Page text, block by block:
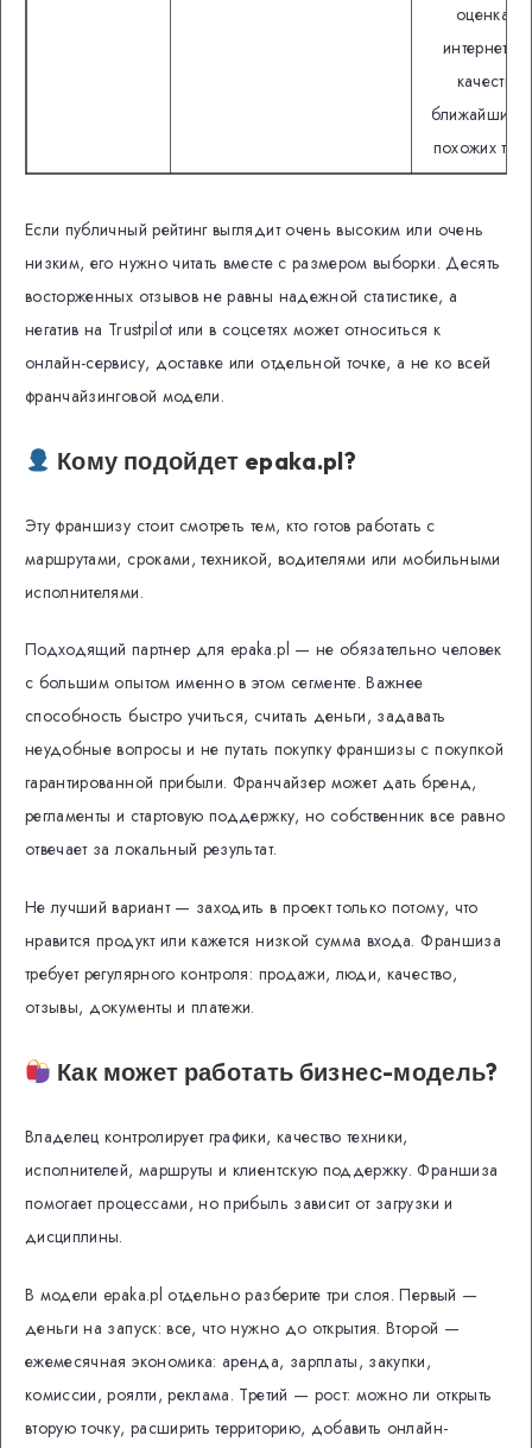
оценка в
интернете,
качество
ближайших
похожих
Если публичный рейтинг выглядит очень высоким или очень
низким, его нужно читать вместе с размером выборки. Десять
восторженных отзывов не равны надежной статистике, а
негатив на Trustpilot или в соцсетях может относиться к
онлайн-сервису, доставке или отдельной точке, а не ко всей
франчайзинговой модели.
Кому подойдет epaka.pl?
Эту франшизу стоит смотреть тем, кто готов работать с
маршрутами, сроками, техникой, водителями или мобильными
исполнителями.
Подходящий партнер для epaka.pl — не обязательно человек
с большим опытом именно в этом сегменте. Важнее
способность быстро учиться, считать деньги, задавать
неудобные вопросы и не путать покупку франшизы с покупкой
гарантированной прибыли. Франчайзер может дать бренд,
регламенты и стартовую поддержку, но собственник все равно
отвечает за локальный результат.
Не лучший вариант — заходить в проект только потому, что
нравится продукт или кажется низкой сумма входа. Франшиза
требует регулярного контроля: продажи, люди, качество,
отзывы, документы и платежи.
Как может работать бизнес-модель?
Владелец контролирует графики, качество техники,
исполнителей, маршруты и клиентскую поддержку. Франшиза
помогает процессами, но прибыль зависит от загрузки и
дисциплины.
В модели epaka.pl отдельно разберите три слоя. Первый —
деньги на запуск: все, что нужно до открытия. Второй —
ежемесячная экономика: аренда, зарплаты, закупки,
комиссии, роялти, реклама. Третий — рост: можно ли открыть
вторую точку, расширить территорию, добавить онлайн-